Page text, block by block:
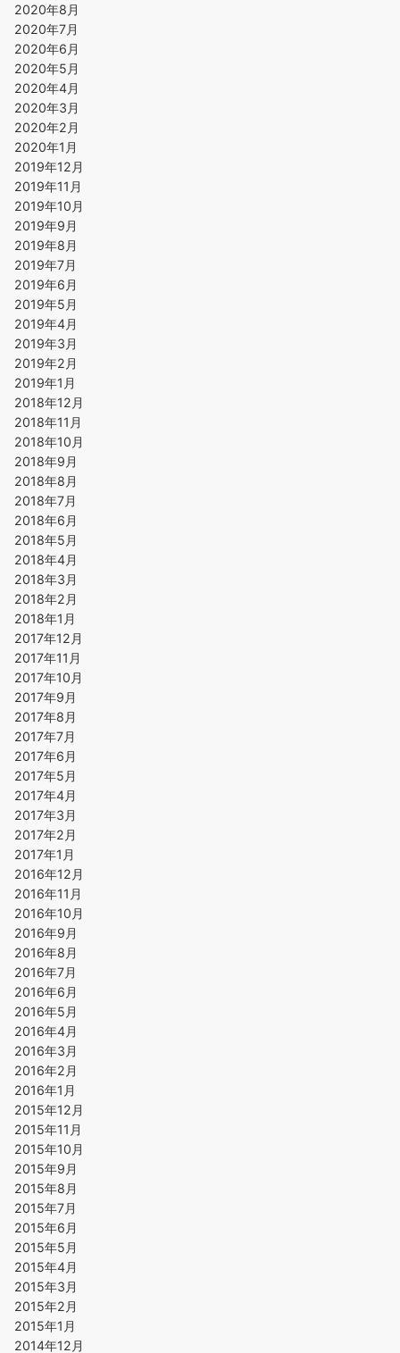
2020年8月
2020年7月
2020年6月
2020年5月
2020年4月
2020年3月
2020年2月
2020年1月
2019年12月
2019年11月
2019年10月
2019年9月
2019年8月
2019年7月
2019年6月
2019年5月
2019年4月
2019年3月
2019年2月
2019年1月
2018年12月
2018年11月
2018年10月
2018年9月
2018年8月
2018年7月
2018年6月
2018年5月
2018年4月
2018年3月
2018年2月
2018年1月
2017年12月
2017年11月
2017年10月
2017年9月
2017年8月
2017年7月
2017年6月
2017年5月
2017年4月
2017年3月
2017年2月
2017年1月
2016年12月
2016年11月
2016年10月
2016年9月
2016年8月
2016年7月
2016年6月
2016年5月
2016年4月
2016年3月
2016年2月
2016年1月
2015年12月
2015年11月
2015年10月
2015年9月
2015年8月
2015年7月
2015年6月
2015年5月
2015年4月
2015年3月
2015年2月
2015年1月
2014年12月